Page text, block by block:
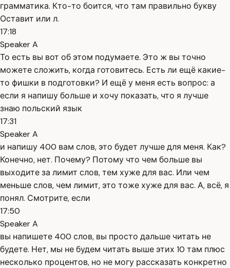
грамматика. Кто-то боится, что там правильно букву
Оставит или л.
17:18
Speaker A
То есть вы вот об этом подумаете. Это ж вы точно
можете сложить, когда готовитесь. Есть ли ещё какие-
то фишки в подготовки? И ещё у меня есть вопрос: а
если я напишу больше и хочу показать, что я лучше
знаю польский язык
17:31
Speaker A
и напишу 400 вам слов, это будет лучше для меня. Как?
Конечно, нет. Почему? Потому что чем больше вы
выходите за лимит слов, тем хуже для вас. Или чем
меньше слов, чем лимит, это тоже хуже для вас. А, всё, я
понял. Смотрите, если
17:50
Speaker A
вы напишете 400 слов, вы просто дальше читать не
будете. Нет, мы не будем читать выше этих 10 там плюс
несколько процентов, но не могу рассказать конкретно